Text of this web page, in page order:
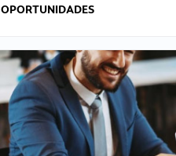
OPORTUNIDADES